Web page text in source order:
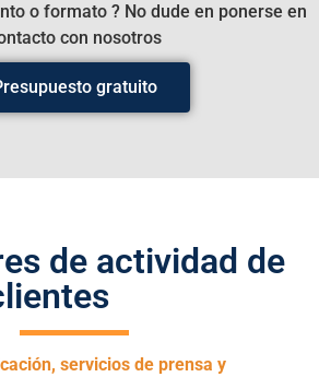
o formato ? No dude en ponerse en
con nosotros
gratuito
de actividad de
servicios de prensa y